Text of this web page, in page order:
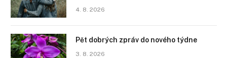
4. 8. 2026
Pět dobrých zpráv do nového týdne
3. 8. 2026